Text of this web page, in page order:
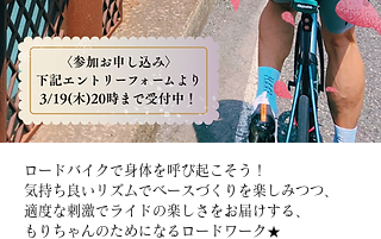
ロードバイクで身体を呼び起こそう！
気持ち良いリズムでベースづくりを楽しみつつ、
適度な刺激でライドの楽しさをお届けする、
もりちゃんのためになるロードワーク★